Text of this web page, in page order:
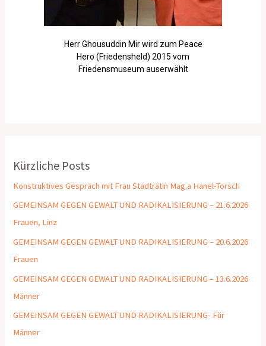
Herr Ghousuddin Mir wird zum Peace
Hero (Friedensheld) 2015 vom
Friedensmuseum auserwählt
Kürzliche Posts
Konstruktives Gespräch mit Frau Stadträtin Mag.a Hanel-Torsch
GEMEINSAM GEGEN GEWALT UND RADIKALISIERUNG – 21.6.2026
Frauen, Linz
GEMEINSAM GEGEN GEWALT UND RADIKALISIERUNG – 20.6.2026
Frauen
GEMEINSAM GEGEN GEWALT UND RADIKALISIERUNG – 13.6.2026
Männer
GEMEINSAM GEGEN GEWALT UND RADIKALISIERUNG- Für
Männer